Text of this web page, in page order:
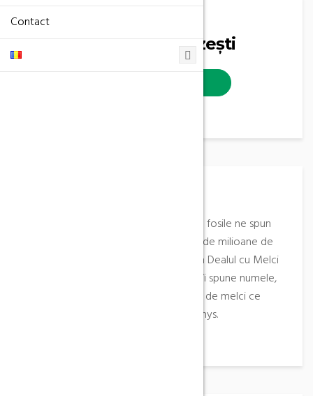
Geositurile Ponor-Fizești
Roci sedimentare diverse, bogate îin fosile ne spun
povestea mărilor de acum 80 – 100 de milioane de
ani. Cele mai cunoscute sunt cele din Dealul cu Melci
de la Ohaba – Ponor, care, așa cum îi spune numele,
s-a format din acumularea cochiliilor de melci ce
populau zonele litorale ale Mării Tethys.
Contact